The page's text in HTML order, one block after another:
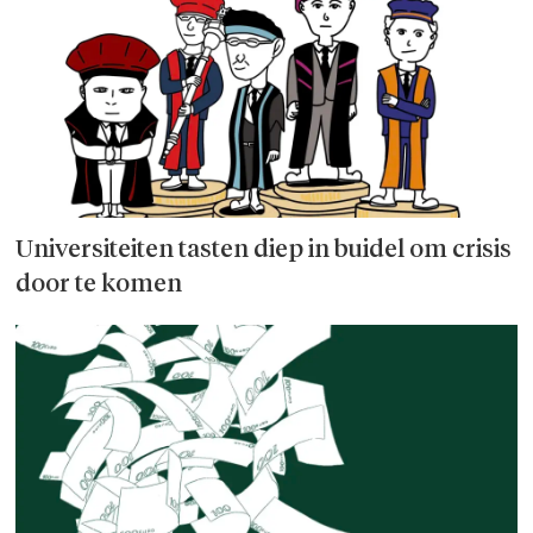
Universiteiten tasten diep in buidel om crisis
door te komen